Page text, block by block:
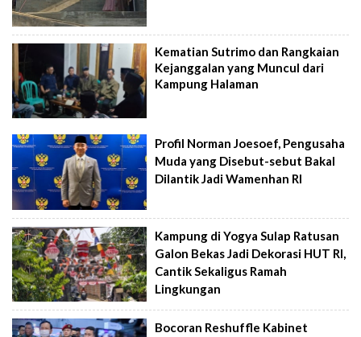
Kematian Sutrimo dan Rangkaian
Kejanggalan yang Muncul dari
Kampung Halaman
Profil Norman Joesoef, Pengusaha
Muda yang Disebut-sebut Bakal
Dilantik Jadi Wamenhan RI
Kampung di Yogya Sulap Ratusan
Galon Bekas Jadi Dekorasi HUT RI,
Cantik Sekaligus Ramah
Lingkungan
Bocoran Reshuffle Kabinet